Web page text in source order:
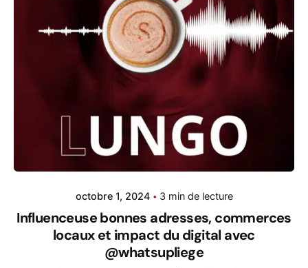
octobre 1, 2024 3 min de lecture
Influenceuse bonnes adresses, commerces
locaux et impact du digital avec
@whatsupliege